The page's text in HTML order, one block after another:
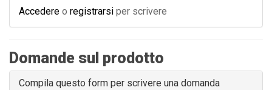
Accedere o registrarsi per scrivere
Domande sul prodotto
Compila questo form per scrivere una domanda